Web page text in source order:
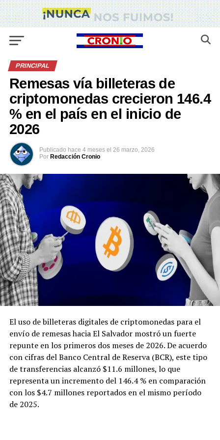
PRINCIPAL
Remesas vía billeteras de
criptomonedas crecieron 146.4
% en el país en el inicio de
2026
Publicado hace 4 meses el 26 marzo, 2026
Por Redacción Cronio
El uso de billeteras digitales de criptomonedas para el
envío de remesas hacia El Salvador mostró un fuerte
repunte en los primeros dos meses de 2026. De acuerdo
con cifras del Banco Central de Reserva (BCR), este tipo
de transferencias alcanzó $11.6 millones, lo que
representa un incremento del 146.4 % en comparación
con los $4.7 millones reportados en el mismo período
de 2025.